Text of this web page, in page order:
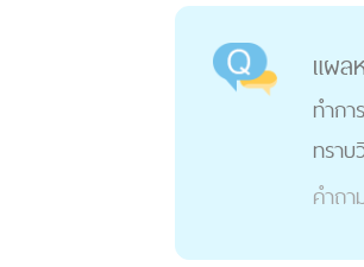
แผล
ทำก
ทรา
คำถา